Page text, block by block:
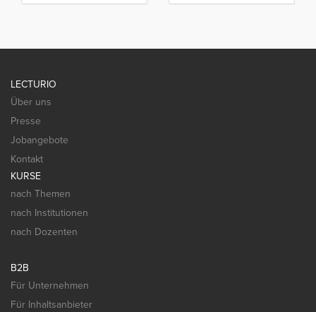
LECTURIO
Über uns
Presse
Jobangebote
Kontakt
KURSE
nach Themen
nach Institutionen
nach Dozenten
B2B
Für Unternehmen
Für Inhaltsanbieter